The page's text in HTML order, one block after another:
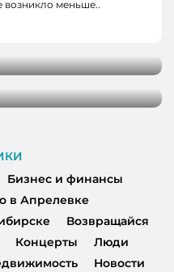
возникло меньше..
проверяют
Красная
Бизнес и финансы
в Апрелевке
Возвращайся
Концерты
Люди
Новости